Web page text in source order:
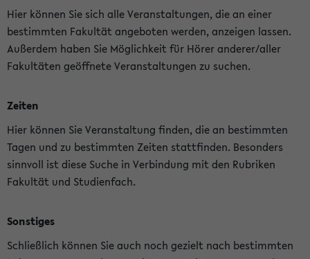
Hier können Sie sich alle Veranstaltungen, die an einer
bestimmten Fakultät angeboten werden, anzeigen lassen.
Außerdem haben Sie Möglichkeit für Hörer anderer/aller
Fakultäten geöffnete Veranstaltungen zu suchen.
Zeiten
Hier können Sie Veranstaltung finden, die an bestimmten
Tagen und zu bestimmten Zeiten stattfinden. Besonders
sinnvoll ist diese Suche in Verbindung mit den Rubriken
Fakultät und Studienfach.
Sonstiges
Schließlich können Sie auch noch gezielt nach bestimmten